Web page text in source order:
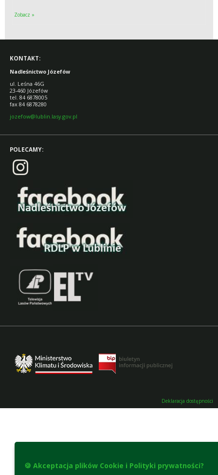
Zobacz »
KONTAKT:
Nadleśnictwo Józefów
ul. Leśna 46G
23-460 Józefów
tel. 84 6878005
fax 84 6878280
jozefow@lublin.lasy.gov.pl
POLECAMY:
Deklaracja dostępności
🍪 Akceptacja plików Cookie i Polityki prywatności?